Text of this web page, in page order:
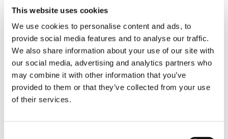
This website uses cookies
We use cookies to personalise content and ads, to
provide social media features and to analyse our traffic.
We also share information about your use of our site with
our social media, advertising and analytics partners who
may combine it with other information that you’ve
provided to them or that they’ve collected from your use
of their services.
Standard
Luft-Öl-Wärmetauscher
Optional
Drehbegrenzungsschalter